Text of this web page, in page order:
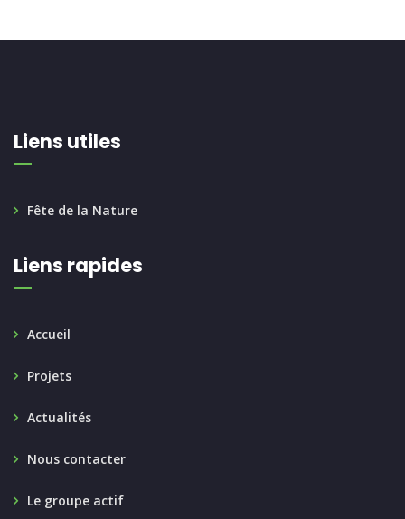
Liens utiles
Fête de la Nature
Liens rapides
Accueil
Projets
Actualités
Nous contacter
Le groupe actif